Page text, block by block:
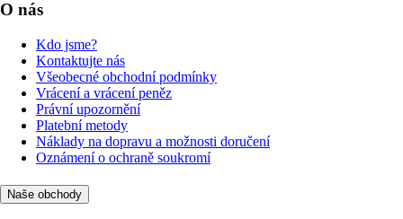
O nás
Kdo jsme?
Kontaktujte nás
Všeobecné obchodní podmínky
Vrácení a vrácení peněz
Právní upozornění
Platební metody
Náklady na dopravu a možnosti doručení
Oznámení o ochraně soukromí
Naše obchody